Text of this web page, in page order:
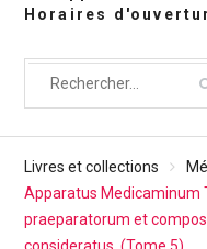
Livres et collections
Apparatus Medicaminum
praeparatorum et